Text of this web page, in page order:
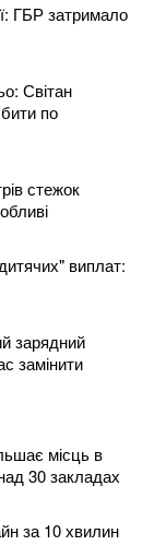
ГБР затримало
Світан
по
стежок
виплат:
зарядний
замінити
місць в
30 закладах
за 10 хвилин